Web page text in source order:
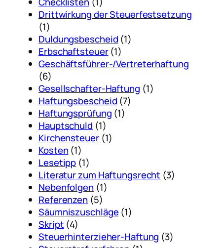
Drittwirkung der Steuerfestsetzung
(1)
Duldungsbescheid (1)
Erbschaftsteuer(1)
Geschäftsführer-/Vertreterhaftung
(6)
Gesellschafter-Haftung (1)
Haftungsbescheid (7)
Haftungsprüfung (1)
Hauptschuld (1)
Kirchensteuer(1)
Kosten (1)
Lesetipp (1)
Literatur zum Haftungsrecht (3)
Nebenfolgen (1)
Referenzen (5)
Säumniszuschläge(1)
Skript (4)
Steuerhinterzieher-Haftung (3)